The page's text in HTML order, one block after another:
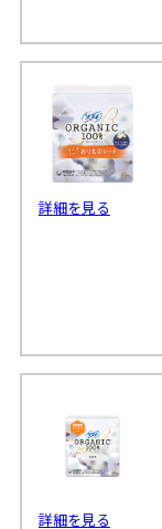
詳細を見る
詳細を見る